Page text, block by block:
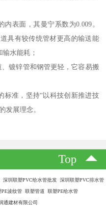
表面，其曼宁系数为0.009。
具有较传统管材更高的输送能
水能耗；
镀锌管和钢管更轻，它容易搬
标准，坚持“以科技创新推进技
发展理念。
Top
圳联塑PVC给水管批发 深圳联塑PVC排水管
波纹管 联塑管道 联塑PE给水管
通建材有限公司